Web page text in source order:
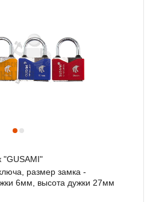
"GUSAMI"
размер замка -
6мм, высота дужки 27мм